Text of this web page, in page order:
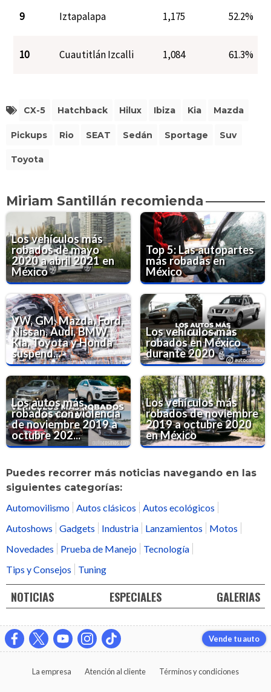
9 Iztapalapa 1,175 52.2%
10 Cuautitlán Izcalli 1,084 61.3%
CX-5 Hatchback Hilux Ibiza Kia Mazda
Pickups Rio SEAT Sedán Sportage Suv
Toyota
Miriam Santillán recomienda
Los vehículos más
robados de mayo
2020 a abril 2021 en
México
Top 5: Las autopartes
más robadas en
México
VW, GM, Mazda, Ford,
Nissan, Audi, BMW,
Kia, Toyota y Honda
suspend...
Los vehículos más
robados en México
durante 2020
Los autos más
robados con violencia
de noviembre 2019 a
octubre 202...
Los vehículos más
robados de noviembre
2019 a octubre 2020
en México
Puedes recorrer más noticias navegando en las
siguientes categorías:
Automovilismo Autos clásicos
Autos ecológicos
Autoshows
Gadgets Industria Lanzamientos
Motos
Novedades
Prueba de Manejo
Tecnología
Tips y Consejos
Tuning
NOTICIAS ESPECIALES GALERIAS
Vende tu auto
La empresa Atención al cliente Términos y condiciones